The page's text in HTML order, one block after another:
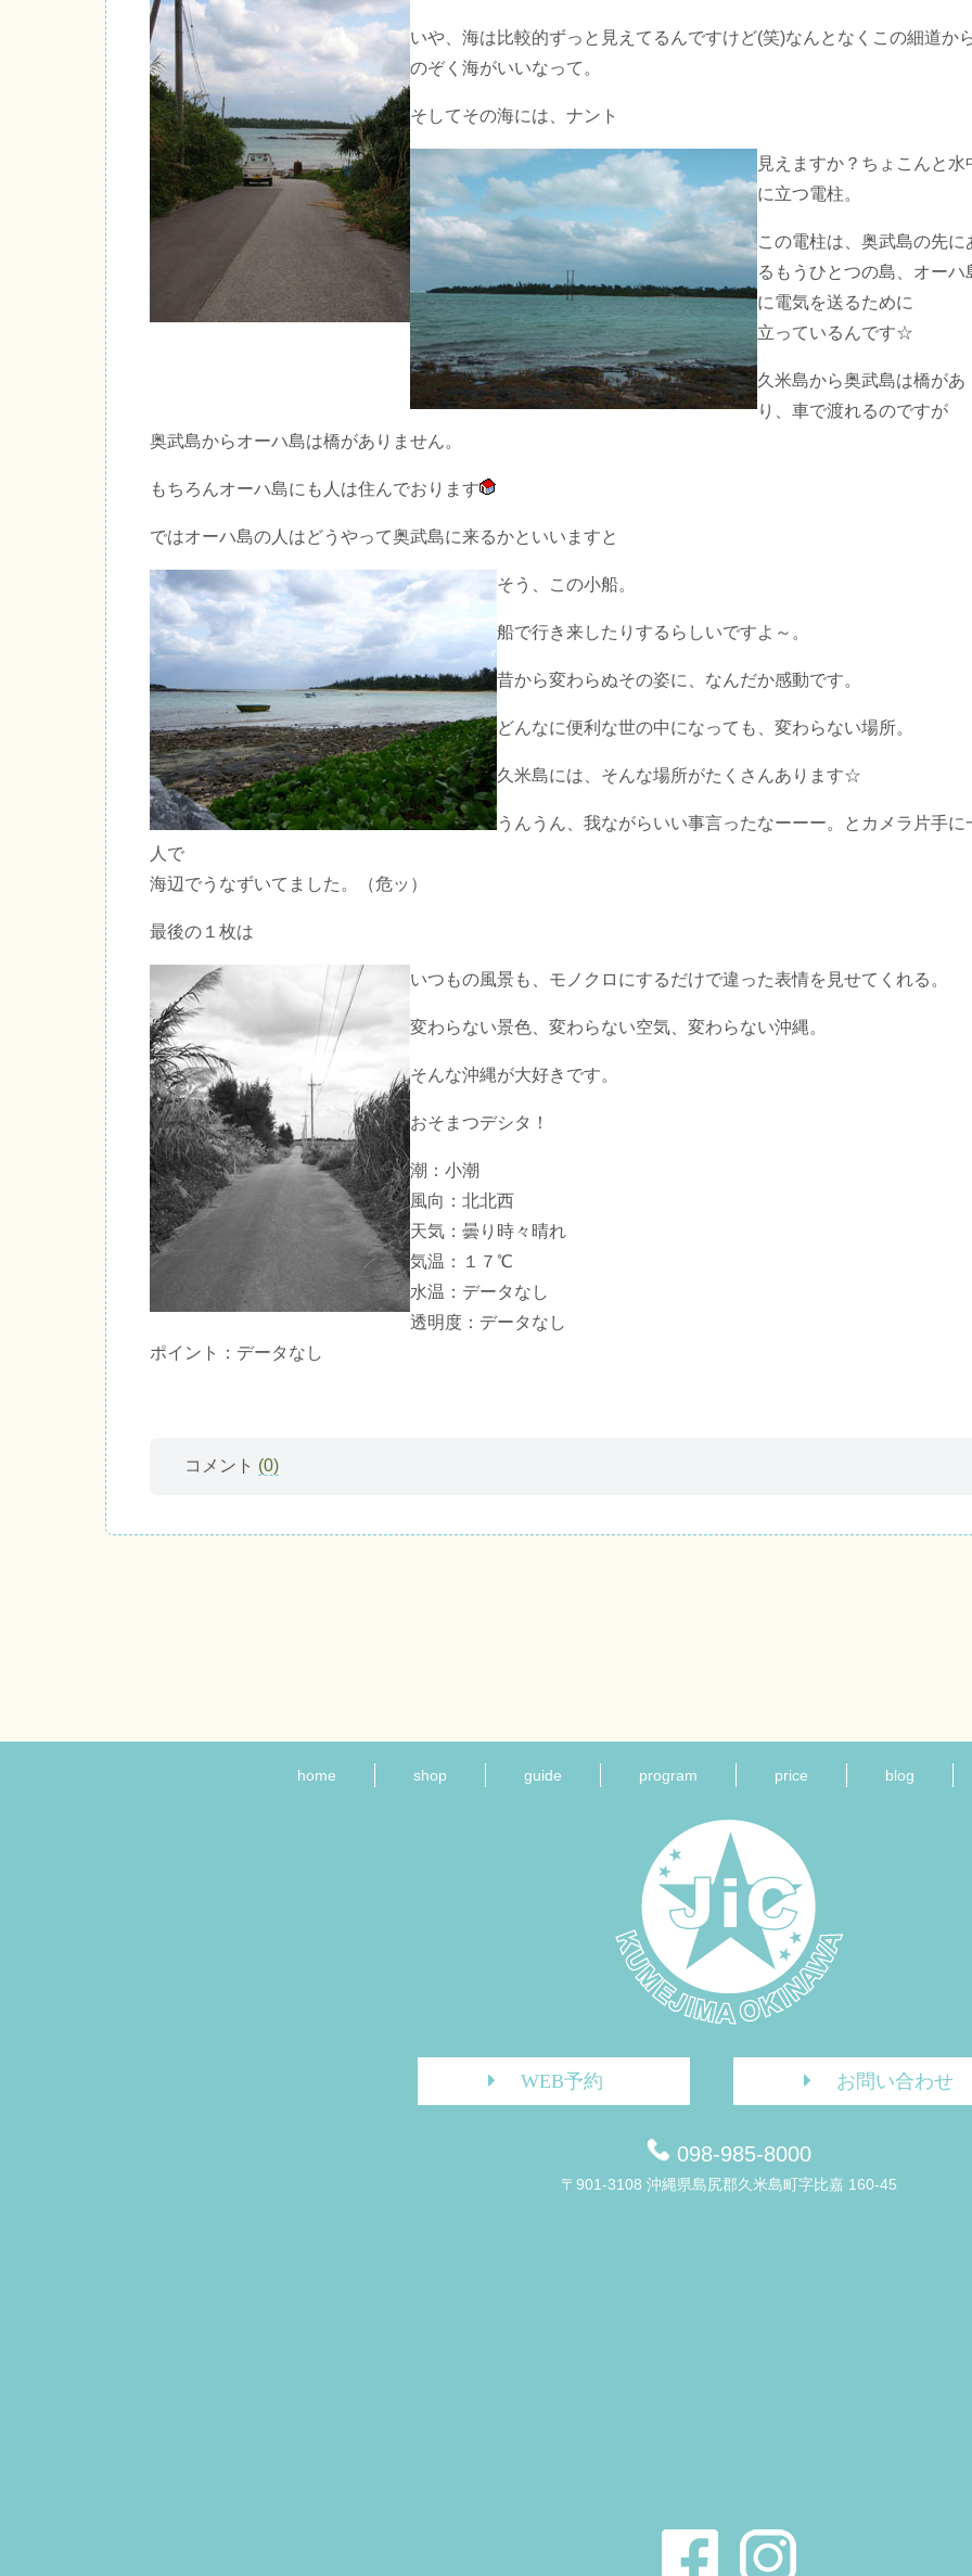
いや、海は比較的ずっと見えてるんですけど(笑)なんとなくこの細道か
のぞく海がいいなって。
そしてその海には、ナント
見えますか？ちょこんと水
に立つ電柱。
この電柱は、奥武島の先に
るもうひとつの島、オーハ
に電気を送るために
立っているんです☆
久米島から奥武島は橋があ
り、車で渡れるのですが
奥武島からオーハ島は橋がありません。
もちろんオーハ島にも人は住んでおります
ではオーハ島の人はどうやって奥武島に来るかといいますと
そう、この小船。
船で行き来したりするらしいですよ～。
昔から変わらぬその姿に、なんだか感動です。
どんなに便利な世の中になっても、変わらない場所。
久米島には、そんな場所がたくさんあります☆
うんうん、我ながらいい事言ったなーーー。とカメラ片手に
人で
海辺でうなずいてました。（危ッ）
最後の１枚は
いつもの風景も、モノクロにするだけで違った表情を見せてくれる。
変わらない景色、変わらない空気、変わらない沖縄。
そんな沖縄が大好きです。
おそまつデシタ！
潮：小潮
風向：北北西
天気：曇り時々晴れ
気温：１７℃
水温：データなし
透明度：データなし
ポイント：データなし
コメント (0)
home shop guide program price blog
WEB予約 お問い合わせ
098-985-8000
〒901-3108 沖縄県島尻郡久米島町字比嘉 160-45